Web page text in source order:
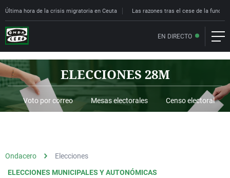
Última hora de la crisis migratoria en Ceuta Las razones tras el cese de la
EN DIRECTO
Ondacero
Elecciones
ELECCIONES MUNICIPALES Y AUTONÓMICAS